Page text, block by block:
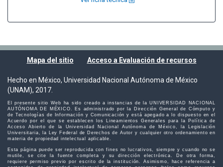
Mapa del sitio Acceso a Evaluación de recursos
Hecho en México, Universidad Nacional Autónoma de México
(UNAM), 2017.
El presente sitio Web ha sido creado a instancias de la UNIVERSIDAD NACIONAL
AUTÓNOMA DE MÉXICO. Es administrado por la Dirección General de Cómputo y
de Tecnologías de Información y Comunicación y está apegado a lo dispuesto en el
Acuerdo por el que se establecen los Lineamientos Generales para la Política de
Acceso Abierto de la Universidad Nacional Autónoma de México, la Legislación
Universitaria, la Ley Federal de Derechos de Autor y cualquier otro ordenamiento en
materia de propiedad intelectual aplicable.
Esta página puede ser reproducida con fines no lucrativos, siempre y cuando no se
mutile, se cite la fuente completa y su dirección electrónica. De otra forma,
requiere permiso previo por escrito de la institución. Asimismo, hace referencia a